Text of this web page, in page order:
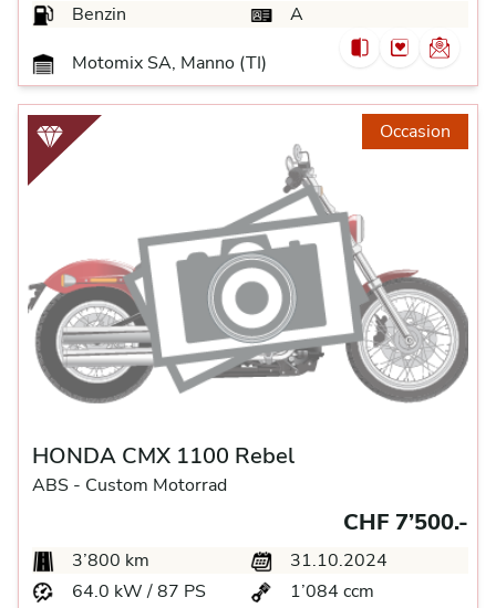
Benzin
A
Motomix SA, Manno (TI)
Occasion
HONDA CMX 1100 Rebel
ABS - Custom Motorrad
CHF 7’500.-
3’800 km
31.10.2024
64.0 kW / 87 PS
1’084 ccm